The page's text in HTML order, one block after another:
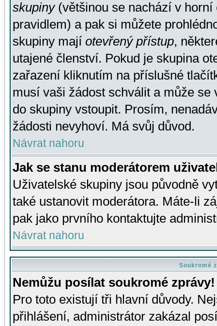
skupiny(většinou se nachází v horní
pravidlem) a pak si můžete
skupiny mají otevřený přístup,
utajené členství. Pokud je skupina
zařazení kliknutím na příslušné
musí vaši žádost schválit a může se
do skupiny vstoupit. Prosím,
žádosti nevyhoví. Má svůj důvod.
Návrat nahoru
Jak se stanu moderátorem
Uživatelské skupiny jsou původně
také ustanovit moderátora. Máte-li
pak jako prvního kontaktujte
Návrat nahoru
Soukromé
Nemůžu posílat soukromé zprávy!
Pro toto existují tři hlavní důvody.
přihlášení, administrátor zakázal